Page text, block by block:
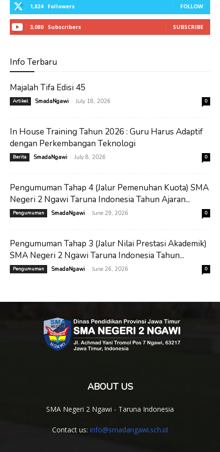
1,824 Followers FOLLOW
3,080 Subscribers SUBSCRIBE
Info Terbaru
Majalah Tifa Edisi 45
Artikel SmadaNgawi - July 18, 2026 0
In House Training Tahun 2026 : Guru Harus Adaptif
dengan Perkembangan Teknologi
Berita SmadaNgawi - July 8, 2026 0
Pengumuman Tahap 4 (Jalur Pemenuhan Kuota) SMA
Negeri 2 Ngawi Taruna Indonesia Tahun Ajaran...
Pengumuman SmadaNgawi - June 29, 2026 0
Pengumuman Tahap 3 (Jalur Nilai Prestasi Akademik)
SMA Negeri 2 Ngawi Taruna Indonesia Tahun...
Pengumuman SmadaNgawi - June 26, 2026 0
ABOUT US
SMA Negeri 2 Ngawi - Taruna Indonesia
Contact us: info@smadangawi.sch.id